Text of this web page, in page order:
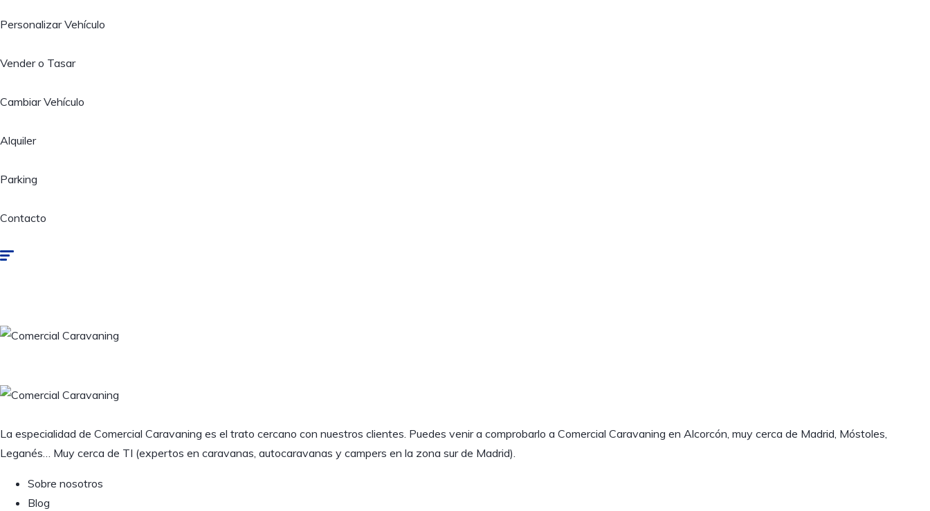
Personalizar Vehículo
Vender o Tasar
Cambiar Vehículo
Alquiler
Parking
Contacto
La especialidad de Comercial Caravaning es el trato cercano con nuestros clientes. Puedes venir a comprobarlo a Comercial Caravaning en Alcorcón, muy cerca de Madrid, Móstoles,
Leganés… Muy cerca de TI (expertos en caravanas, autocaravanas y campers en la zona sur de Madrid).
Sobre nosotros
Blog